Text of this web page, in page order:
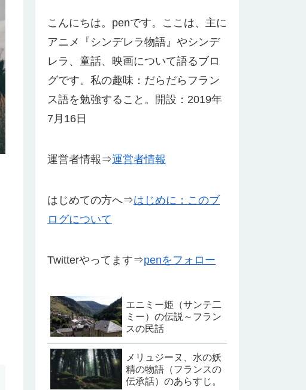
こんにちは。penです。ここは、主に
アニメ『シンデレラ物語』やシンデ
レラ、童話、映画について語るブロ
グです。私の趣味：だらだらフラン
ス語を勉強すること。開設：2019年
7月16日
運営者情報⇒運営者情報
はじめての方へ⇒はじめに：このブ
ログについて
Twitterやってます⇒penをフォロー
エニミー姫（サンテ二
ミー）の伝説～フラン
スの民話
メリュジーヌ、水の妖
精の物語（フランスの
伝承話）のあらすじ。